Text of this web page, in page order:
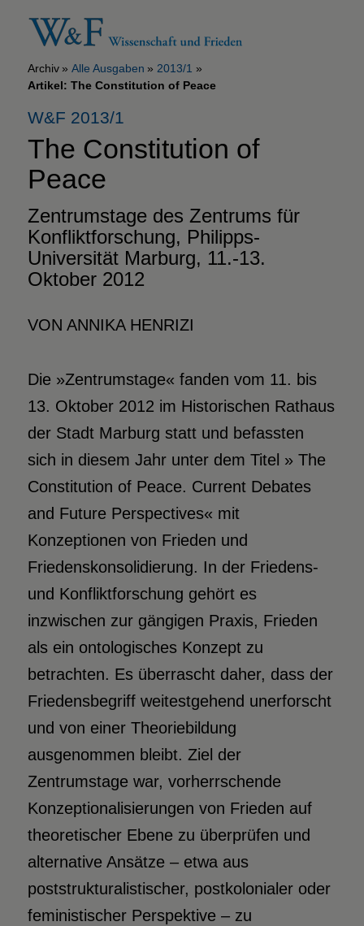
Archiv Alle Ausgaben
2013/1
Artikel: The Constitution of Peace
W&F 2013/1
The Constitution of
Peace
Zentrumstage des Zentrums für
Konfliktforschung, Philipps-
Universität Marburg, 11.-13.
Oktober 2012
VON ANNIKA HENRIZI
Die »Zentrumstage« fanden vom 11. bis
13. Oktober 2012 im Historischen Rathaus
der Stadt Marburg statt und befassten
sich in diesem Jahr unter dem Titel » The
Constitution of Peace. Current Debates
and Future Perspectives« mit
Konzeptionen von Frieden und
Friedenskonsolidierung. In der Friedens-
und Konfliktforschung gehört es
inzwischen zur gängigen Praxis, Frieden
als ein ontologisches Konzept zu
betrachten. Es überrascht daher, dass der
Friedensbegriff weitestgehend unerforscht
und von einer Theoriebildung
ausgenommen bleibt. Ziel der
Zentrumstage war, vorherrschende
Konzeptionalisierungen von Frieden auf
theoretischer Ebene zu überprüfen und
alternative Ansätze – etwa aus
poststrukturalistischer, postkolonialer oder
feministischer Perspektive – zu